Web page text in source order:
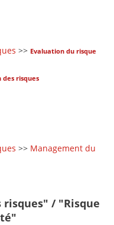
>> Evaluation du risque
des risques
>> Management du
/ "Risque